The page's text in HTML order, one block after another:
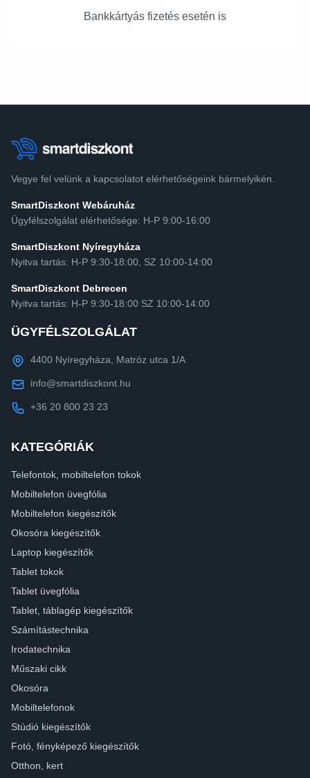
Bankkártyás fizetés esetén is
Vegye fel velünk a kapcsolatot elérhetőségeink bármelyikén.
SmartDiszkont Webáruház
Ügyfélszolgálat elérhetősége: H-P 9:00-16:00
SmartDiszkont Nyíregyháza
Nyitva tartás: H-P 9:30-18:00, SZ 10:00-14:00
SmartDiszkont Debrecen
Nyitva tartás: H-P 9:30-18:00 SZ 10:00-14:00
ÜGYFÉLSZOLGÁLAT
4400 Nyíregyháza, Matróz utca 1/A
info@smartdiszkont.hu
+36 20 800 23 23
KATEGÓRIÁK
Telefontok, mobiltelefon tokok
Mobiltelefon üvegfólia
Mobiltelefon kiegészítők
Okosóra kiegészítők
Laptop kiegészítők
Tablet tokok
Tablet üvegfólia
Tablet, táblagép kiegészítők
Számítástechnika
Irodatechnika
Műszaki cikk
Okosóra
Mobiltelefonok
Stúdió kiegészítők
Fotó, fényképező kiegészítők
Otthon, kert